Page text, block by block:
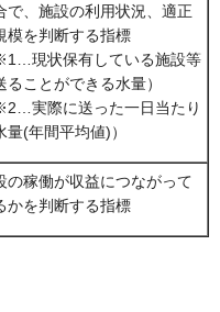
で、施設の利用状況、適正
模を判断する指標
現状保有している施設等
ることができる水量）
実際に送った一日当たり
量(年間平均値)）
の稼働が収益につながって
かを判断する指標